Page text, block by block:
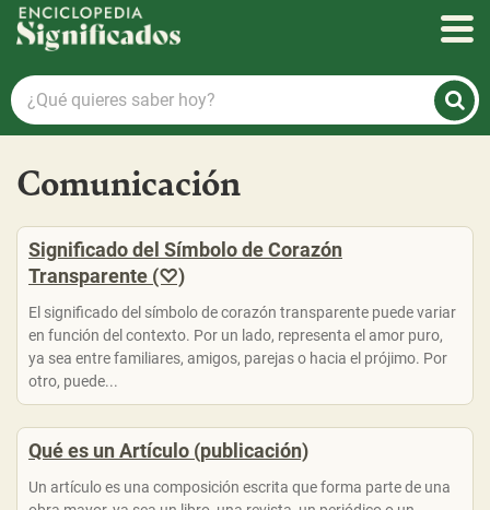
Enciclopedia Significados
¿Qué
quieres
saber
hoy?
Comunicación
Significado del Símbolo de Corazón
Transparente (♡)
El significado del símbolo de corazón transparente puede variar
en función del contexto. Por un lado, representa el amor puro,
ya sea entre familiares, amigos, parejas o hacia el prójimo. Por
otro, puede...
Qué es un Artículo (publicación)
Un artículo es una composición escrita que forma parte de una